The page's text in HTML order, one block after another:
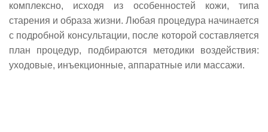
комплексно, исходя из особенностей кожи, типа
старения и образа жизни. Любая процедура начинается
с подробной консультации, после которой составляется
план процедур, подбираются методики воздействия:
уходовые, инъекционные, аппаратные или массажи.